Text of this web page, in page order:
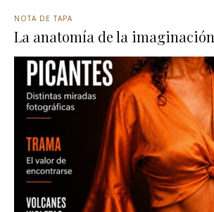
NOTA DE TAPA
La anatomía de la imaginación